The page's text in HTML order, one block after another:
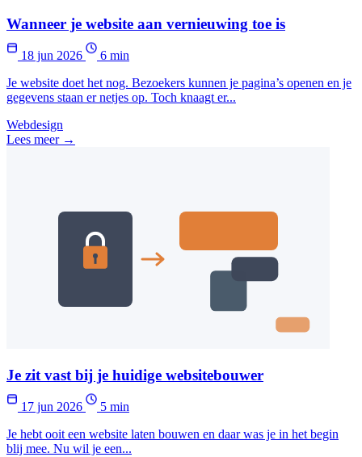
Wanneer je website aan vernieuwing toe is
18 jun 2026
6 min
Je website doet het nog. Bezoekers kunnen je pagina’s openen en je
gegevens staan er netjes op. Toch knaagt er...
Webdesign
Lees meer →
Je zit vast bij je huidige websitebouwer
17 jun 2026
5 min
Je hebt ooit een website laten bouwen en daar was je in het begin
blij mee. Nu wil je een...